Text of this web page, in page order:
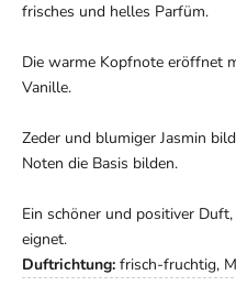
frisches und helles Parfüm.
Die warme Kopfnote eröffnet
Vanille.
Zeder und blumiger Jasmin
Noten die Basis bilden.
Ein schöner und positiver
eignet.
Duftrichtung: frisch-fruchtig,